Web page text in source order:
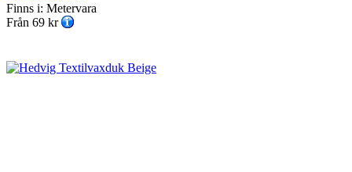
Finns i: Metervara
Från 69 kr